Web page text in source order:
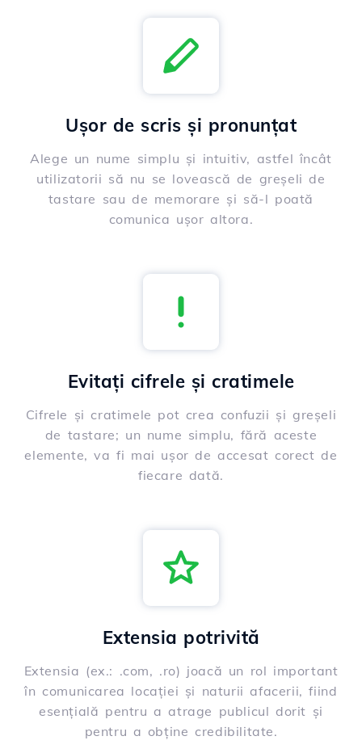
Ușor de scris și pronunțat
Alege un nume simplu și intuitiv, astfel încât
utilizatorii să nu se lovească de greșeli de
tastare sau de memorare și să-l poată
comunica ușor altora.
Evitați cifrele și cratimele
Cifrele și cratimele pot crea confuzii și greșeli
de tastare; un nume simplu, fără aceste
elemente, va fi mai ușor de accesat corect de
fiecare dată.
Extensia potrivită
Extensia (ex.: .com, .ro) joacă un rol important
în comunicarea locației și naturii afacerii, fiind
esențială pentru a atrage publicul dorit și
pentru a obține credibilitate.